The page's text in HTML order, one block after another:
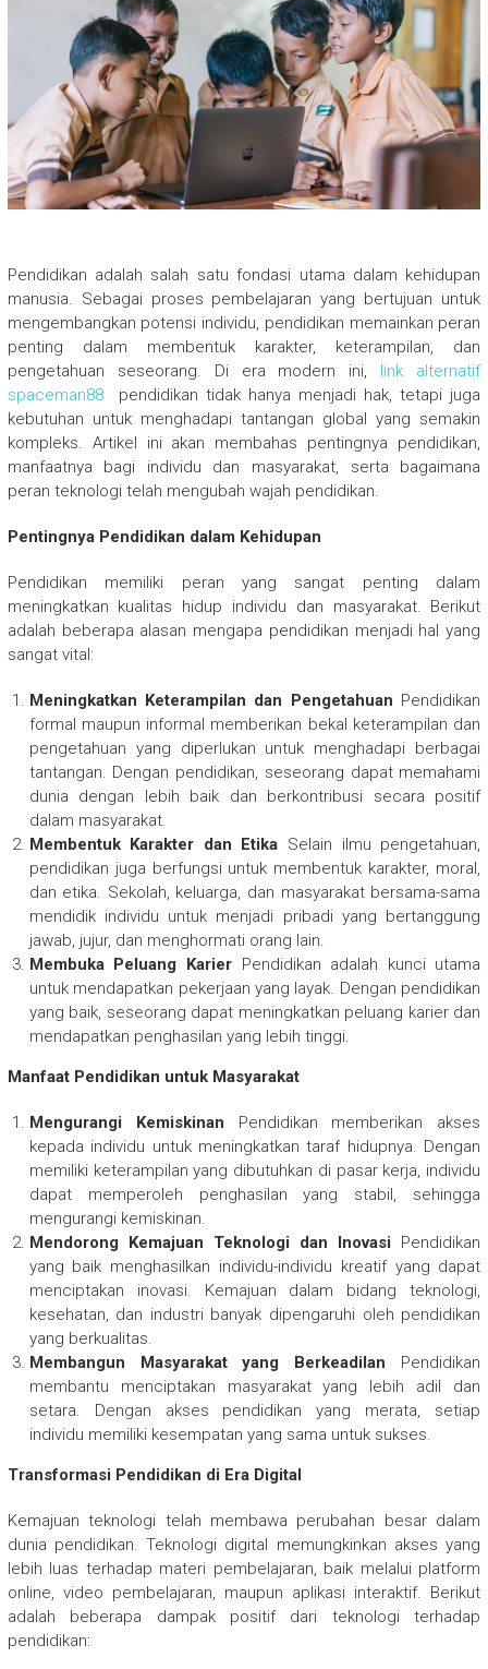
Pendidikan adalah salah satu fondasi utama dalam kehidupan
manusia. Sebagai proses pembelajaran yang bertujuan untuk
mengembangkan potensi individu, pendidikan memainkan peran
penting dalam membentuk karakter, keterampilan, dan
pengetahuan seseorang. Di era modern ini,
link alternatif
spaceman88pendidikan tidak hanya menjadi hak, tetapi juga
kebutuhan untuk menghadapi tantangan global yang semakin
kompleks. Artikel ini akan membahas pentingnya pendidikan,
manfaatnya bagi individu dan masyarakat, serta bagaimana
peran teknologi telah mengubah wajah pendidikan.
Pentingnya Pendidikan dalam Kehidupan
Pendidikan memiliki peran yang sangat penting dalam
meningkatkan kualitas hidup individu dan masyarakat. Berikut
adalah beberapa alasan mengapa pendidikan menjadi hal yang
sangat vital:
Meningkatkan Keterampilan dan Pengetahuan Pendidikan
formal maupun informal memberikan bekal keterampilan dan
pengetahuan yang diperlukan untuk menghadapi berbagai
tantangan. Dengan pendidikan, seseorang dapat memahami
dunia dengan lebih baik dan berkontribusi secara positif
dalam masyarakat.
Membentuk Karakter dan Etika Selain ilmu pengetahuan,
pendidikan juga berfungsi untuk membentuk karakter, moral,
dan etika. Sekolah, keluarga, dan masyarakat bersama-sama
mendidik individu untuk menjadi pribadi yang bertanggung
jawab, jujur, dan menghormati orang lain.
Membuka Peluang KarierPendidikan adalah kunci utama
untuk mendapatkan pekerjaan yang layak. Dengan pendidikan
yang baik, seseorang dapat meningkatkan peluang karier dan
mendapatkan penghasilan yang lebih tinggi.
Manfaat Pendidikan untuk Masyarakat
Mengurangi Kemiskinan Pendidikan memberikan akses
kepada individu untuk meningkatkan taraf hidupnya. Dengan
memiliki keterampilan yang dibutuhkan di pasar kerja, individu
dapat memperoleh penghasilan yang stabil, sehingga
mengurangi kemiskinan.
Mendorong Kemajuan Teknologi dan Inovasi Pendidikan
yang baik menghasilkan individu-individu kreatif yang dapat
menciptakan inovasi. Kemajuan dalam bidang teknologi,
kesehatan, dan industri banyak dipengaruhi oleh pendidikan
yang berkualitas.
Membangun Masyarakat yang Berkeadilan Pendidikan
membantu menciptakan masyarakat yang lebih adil dan
setara. Dengan akses pendidikan yang merata, setiap
individu memiliki kesempatan yang sama untuk sukses.
Transformasi Pendidikan di Era Digital
Kemajuan teknologi telah membawa perubahan besar dalam
dunia pendidikan. Teknologi digital memungkinkan akses yang
lebih luas terhadap materi pembelajaran, baik melalui platform
online, video pembelajaran, maupun aplikasi interaktif. Berikut
adalah beberapa dampak positif dari teknologi terhadap
pendidikan: